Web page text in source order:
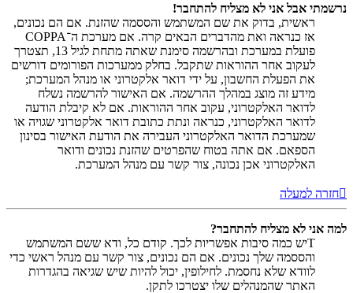
נרשמתי אבל אני לא מצליח להתחבר!
ראשית, בדוק את שם המשתמש והססמה שהזנת. אם הם נכונים,
אז כנראה ואת מהדברים הבאים קרה. אם מערכת ה־COPPA
פועלת במערכת ובהרשמה סימנת שאתה מתחת לגיל 13, תצטרך
לעקוב אחר ההוראות שתקבל. בחלק ממערכות הפורומים דורשים
את הפעלת החשבון, על ידי דואר אלקטרוני או מנהל המערכת;
מידע זה מוצג במהלך ההרשמה. אם האישור להרשמה נשלח
לדואר האלקטרוני, עקוב אחר ההוראות. אם לא קיבלת הודעה
לדואר האלקטרוני, כנראה ונתת כתובת דואר אלקטרוני שגויה או
שמערכת הדואר האלקטרוני העבירה את הודעת האישור בסינון
הספאם. אם אתה בטוח שהפרטים שהזנת נכונים ודואר
האלקטרוני אכן נכונה, צור קשר עם מנהל המערכת.
חזרה למעלה
למה אני לא מצליח להתחבר?
Tיש כמה סיבות אפשריות לכך. קודם כל, ודא ששם המשתמש
והססמה שלך נכונים. אם הם נכונים, צור קשר עם מנהל ראשי כדי
לוודא שלא נחסמת. לחילופין, יכול להיות שיש שגיאה בהגדרות
האתר שהמנהלים שלו יצטרכו לתקן.